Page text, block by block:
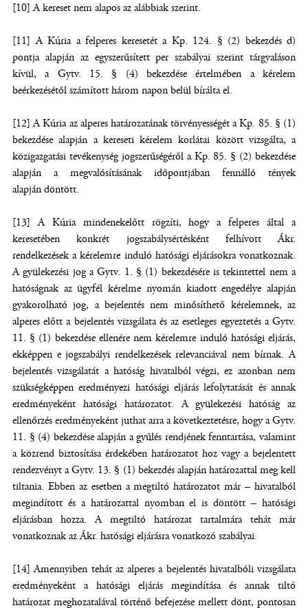
[10] A kereset nem alapos az alábbiak szerint.
[11] A Kúria a felperes keresetét a Kp. 124. § (2) bekezdés d)
pontja alapján az egyszerűsített per szabályai szerint tárgyaláson
kívül, a Gytv. 15. § (4) bekezdése értelmében a kérelem
beérkezésétől számított három napon belül bírálta el.
[12] A Kúria az alperes határozatának törvényességét a Kp. 85. § (1)
bekezdése alapján a kereseti kérelem korlátai között vizsgálta, a
közigazgatási tevékenység jogszerűségéről a Kp. 85. § (2) bekezdése
alapján a megvalósításának időpontjában fennálló tények
alapján döntött.
[13] A Kúria mindenekelőtt rögzíti, hogy a felperes által a
keresetében konkrét jogszabálysértésként felhívott Ákr.
rendelkezések a kérelemre induló hatósági eljárásokra vonatkoznak.
A gyülekezési jog a Gytv. 1. § (1) bekezdésére is tekintettel nem a
hatóságnak az ügyfél kérelme nyomán kiadott engedélye alapján
gyakorolható jog, a bejelentés nem minősíthető kérelemnek, az
alperes előtt a bejelentés vizsgálata és az esetleges egyeztetés a Gytv.
11. § (1) bekezdése ellenére nem kérelemre induló hatósági eljárás,
ekképpen e jogszabályi rendelkezések relevanciával nem bírnak. A
bejelentés vizsgálatát a hatóság hivatalból végzi, ez azonban nem
szükségképpen eredményezi hatósági eljárás lefolytatását és annak
eredményeként hatósági határozatot. A gyülekezési hatóság az
ellenőrzés eredményeként juthat arra a következtetésre, hogy a Gytv.
11. § (4) bekezdése alapján a gyűlés rendjének fenntartása, valamint
a közrend biztosítása érdekében határozatot hoz vagy a bejelentett
rendezvényt a Gytv. 13. § (1) bekezdés alapján határozattal meg kell
tiltania. Ebben az esetben a megtiltó határozatot már – hivatalból
megindított és a határozattal nyomban el is döntött – hatósági
eljárásban hozza. A megtiltó határozat tartalmára tehát már
vonatkoznak az Ákr. hatósági eljárásra vonatkozó szabályai.
[14] Amennyiben tehát az alperes a bejelentés hivatalbóli vizsgálata
eredményeként a hatósági eljárás megindítása és annak tiltó
határozat meghozatalával történő befejezése mellett dönt, pontosan